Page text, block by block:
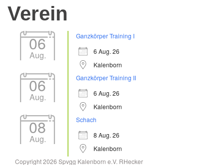
Verein
06
Aug.
Ganzkörper Training I
6 Aug. 26
Kalenborn
06
Aug.
Ganzkörper Training II
6 Aug. 26
Kalenborn
08
Aug.
Schach
8 Aug. 26
Kalenborn
Copyright 2026 Spvgg Kalenborn e.V. RHecker